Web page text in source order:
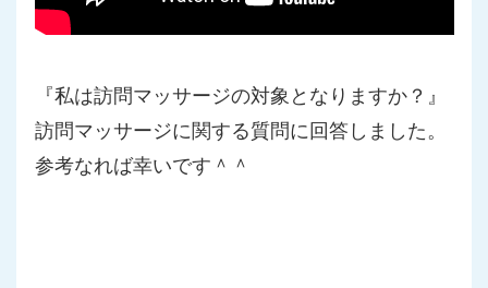
『私は訪問マッサージの対象となりますか？』
訪問マッサージに関する質問に回答しました。
参考なれば幸いです＾＾